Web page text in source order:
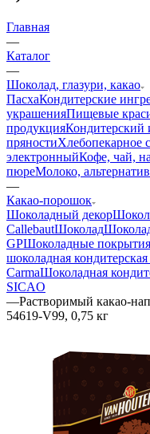
Главная
—
Каталог
—
Шоколад, глазури, какао
ПасхаКондитерские
украшенияПищевые
продукцияКондитерский
пряностиХлебопекарное
электронныйКофе, чай,
пюреМолоко,
—
Какао-порошок
Шоколадный декор
CallebautШоколад
GPШоколадные
шоколадная
CarmaШоколадная
SICAO
—Растворимый какао-
54619-V99, 0,75 кг